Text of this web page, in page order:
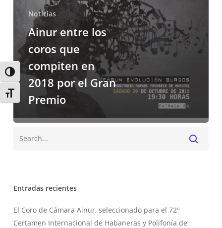
Alternar alto contraste
Alternar tamaño de letra
Gran
Premio
Noticias
Ainur entre los
coros que
compiten en
2018 por el Gran
Premio
Entradas recientes
El Coro de Cámara Ainur, seleccionado para el 72º
Certamen Internacional de Habaneras y Polifonía de